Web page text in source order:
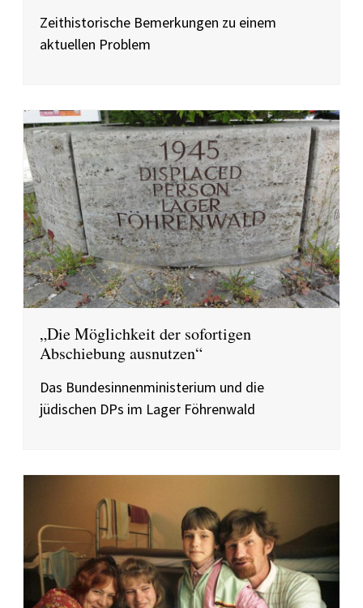
Zeithistorische Bemerkungen zu einem
aktuellen Problem
„Die Möglichkeit der sofortigen
Abschiebung ausnutzen“
Das Bundesinnenministerium und die
jüdischen DPs im Lager Föhrenwald